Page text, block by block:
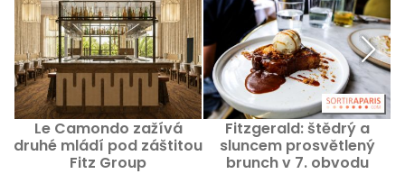
Le Camondo zažívá
druhé mládí pod záštitou
Fitz Group
Fitzgerald: štědrý a
sluncem prosvětlený
brunch v 7. obvodu